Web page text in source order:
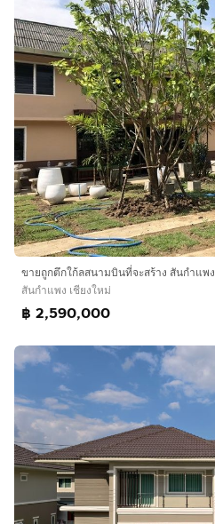
ขายถูกตึกใก้ลสนามบินที่จะสร้าง สันกำแพง
สันกำแพง เชียงใหม่
฿ 2,590,000